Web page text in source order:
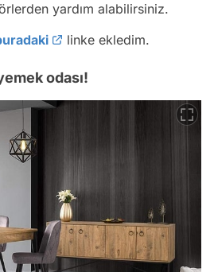
yardım alabilirsiniz.
linke ekledim.
odası!